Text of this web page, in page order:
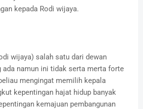
kepada Rodi wijaya.
wijaya) salah satu dari dewan
ada namun ini tidak serta merta forte
mengingat memilih kepala
kepentingan hajat hidup banyak
kemajuan pembangunan